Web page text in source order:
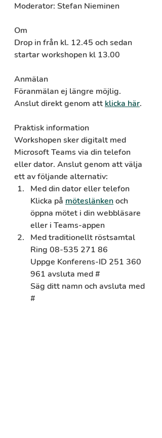
Moderator: Stefan Nieminen
Om
Drop in från kl. 12.45 och sedan
startar workshopen kl 13.00
Anmälan
Föranmälan ej längre möjlig.
Anslut direkt genom att klicka här.
Praktisk information
Workshopen sker digitalt med
Microsoft Teams via din telefon
eller dator. Anslut genom att välja
ett av följande alternativ:
Med din dator eller telefon
Klicka på möteslänken och
öppna mötet i din webbläsare
eller i Teams-appen
Med traditionellt röstsamtal
Ring 08-535 271 86
Uppge Konferens-ID 251 360
961 avsluta med #
Säg ditt namn och avsluta med
#